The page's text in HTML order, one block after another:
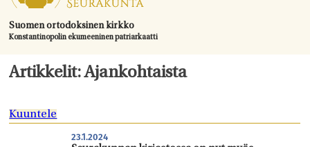
Suomen ortodoksinen kirkko
Konstantinopolin ekumeeninen patriarkaatti
Juhlat & toimitukset
Kirkot
Tule mukaan
Artikkelit: Ajankohtaista
Kuuntele
23.1.2024